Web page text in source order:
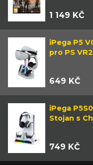
1 149 KČ
iPega P5
pro PS VR2
649 KČ
iPega
Stojan s
749 KČ